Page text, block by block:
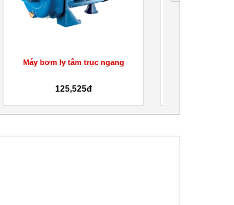
Máy bơm ly tâm trục ngang
125,525đ